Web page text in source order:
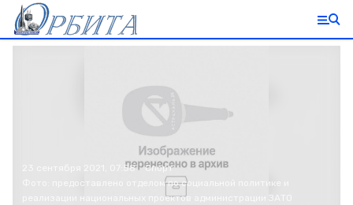
23 сентября 2021, 07:58
Спорт
предоставлено отделом по социальной политике и
реализации национальных проектов администрации ЗАТО